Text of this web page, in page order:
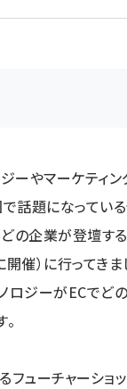
ーやマーケティ
で話題になってい
の企業が登壇する
開催）に行ってき
ロジーがECでど
フューチャーシ